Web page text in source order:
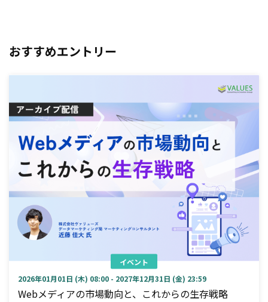
おすすめエントリー
イベント
2026年01月01日 (木) 08:00 - 2027年12月31日 (金) 23:59
Webメディアの市場動向と、これからの生存戦略